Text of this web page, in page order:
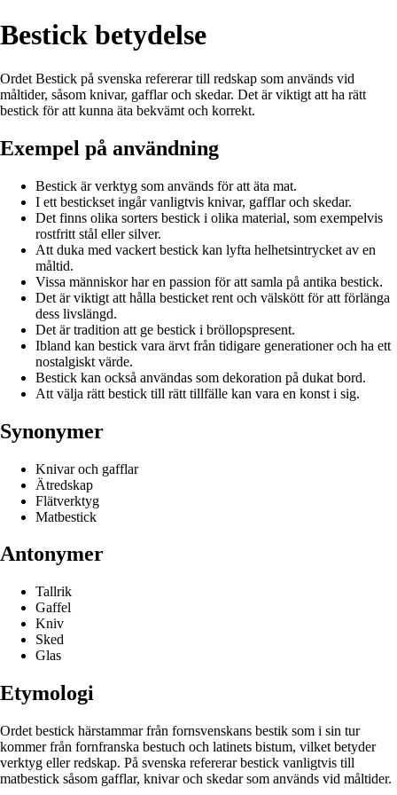
Bestick betydelse
Ordet Bestick på svenska refererar till redskap som används vid
måltider, såsom knivar, gafflar och skedar. Det är viktigt att ha rätt
bestick för att kunna äta bekvämt och korrekt.
Exempel på användning
Bestick är verktyg som används för att äta mat.
I ett bestickset ingår vanligtvis knivar, gafflar och skedar.
Det finns olika sorters bestick i olika material, som exempelvis
rostfritt stål eller silver.
Att duka med vackert bestick kan lyfta helhetsintrycket av en
måltid.
Vissa människor har en passion för att samla på antika bestick.
Det är viktigt att hålla besticket rent och välskött för att förlänga
dess livslängd.
Det är tradition att ge bestick i bröllopspresent.
Ibland kan bestick vara ärvt från tidigare generationer och ha ett
nostalgiskt värde.
Bestick kan också användas som dekoration på dukat bord.
Att välja rätt bestick till rätt tillfälle kan vara en konst i sig.
Synonymer
Knivar och gafflar
Ätredskap
Flätverktyg
Matbestick
Antonymer
Tallrik
Gaffel
Kniv
Sked
Glas
Etymologi
Ordet bestick härstammar från fornsvenskans bestik som i sin tur
kommer från fornfranska bestuch och latinets bistum, vilket betyder
verktyg eller redskap. På svenska refererar bestick vanligtvis till
matbestick såsom gafflar, knivar och skedar som används vid måltider.